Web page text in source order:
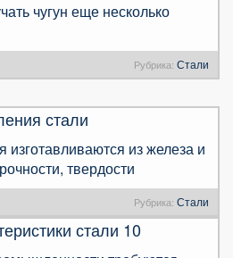
чугун еще несколько
Рубрика: Стали
стали
из железа и
твердости
Рубрика: Стали
стали 10